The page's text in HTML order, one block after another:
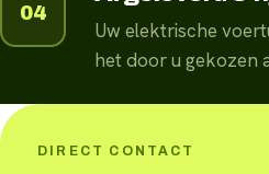
04
Uw elektrische
het door u gekozen
DIRECT CONTACT